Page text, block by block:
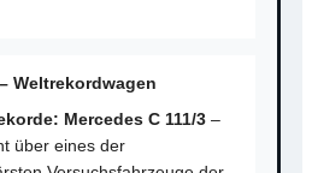
Weltrekordwagen
Mercedes C 111/3 –
über eines der